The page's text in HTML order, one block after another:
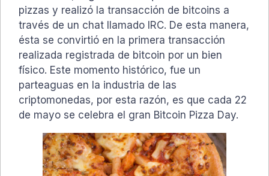
pizzas y realizó la transacción de bitcoins a
través de un chat llamado IRC. De esta manera,
ésta se convirtió en la primera transacción
realizada registrada de bitcoin por un bien
físico. Este momento histórico, fue un
parteaguas en la industria de las
criptomonedas, por esta razón, es que cada 22
de mayo se celebra el gran Bitcoin Pizza Day.